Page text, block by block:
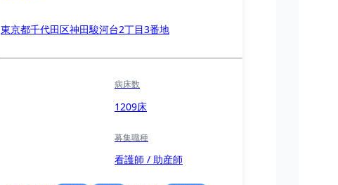
東京都千代田区神田駿河台2丁目3番地
病床数
1209床
募集職種
看護師 / 助産師